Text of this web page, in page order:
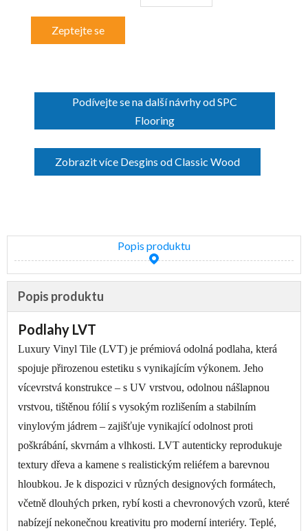
Zeptejte se
Podívejte se na další návrhy od SPC
Flooring
Zobrazit více Desgins od Classic Wood
Popis produktu
Popis produktu
Podlahy LVT
Luxury Vinyl Tile (LVT) je prémiová odolná podlaha, která
spojuje přirozenou estetiku s vynikajícím výkonem. Jeho
vícevrstvá konstrukce – s UV vrstvou, odolnou nášlapnou
vrstvou, tištěnou fólií s vysokým rozlišením a stabilním
vinylovým jádrem – zajišťuje vynikající odolnost proti
poškrábání, skvrnám a vlhkosti. LVT autenticky reprodukuje
textury dřeva a kamene s realistickým reliéfem a barevnou
hloubkou. Je k dispozici v různých designových formátech,
včetně dlouhých prken, rybí kosti a chevronových vzorů, které
nabízejí nekonečnou kreativitu pro moderní interiéry. Teplé,